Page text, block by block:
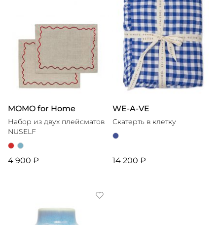
MOMO for Home
Набор из двух плейсматов
NUSELF
4 900 ₽
WE-A-VE
Скатерть в клетку
14 200 ₽